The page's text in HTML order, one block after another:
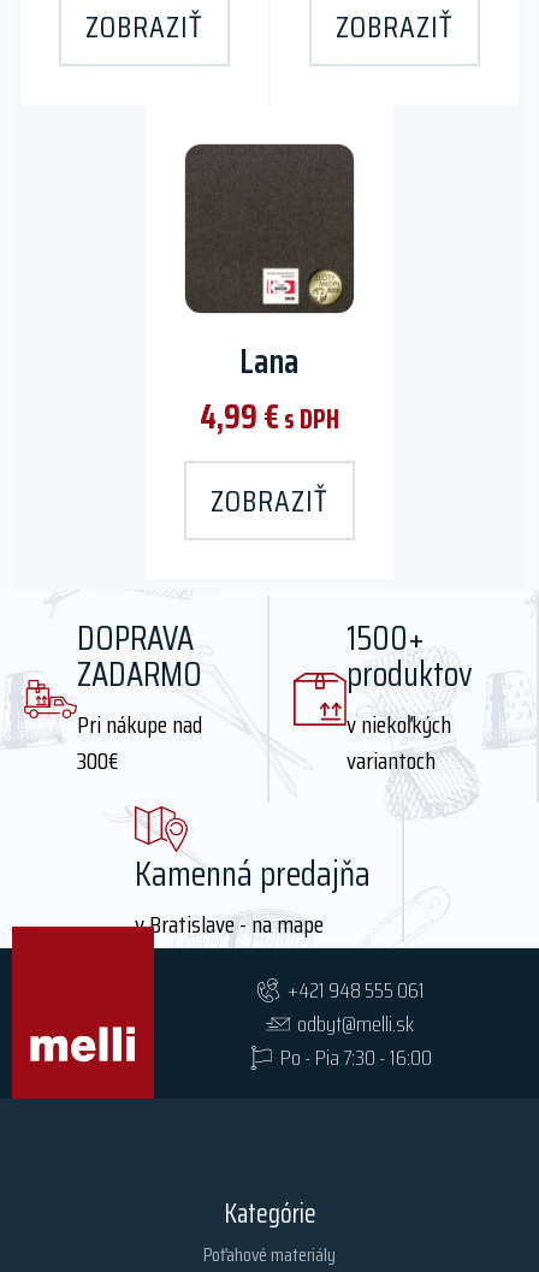
ZOBRAZIŤ ZOBRAZIŤ
Lana
4,99€s DPH
ZOBRAZIŤ
DOPRAVA
ZADARMO
Pri nákupe nad
300€
1500+
produktov
v niekoľkých
variantoch
Kamenná predajňa
v Bratislave - na mape
+421 948 555 061
odbyt@melli.sk
Po - Pia 7:30 - 16:00
Kategórie
Poťahové materiály